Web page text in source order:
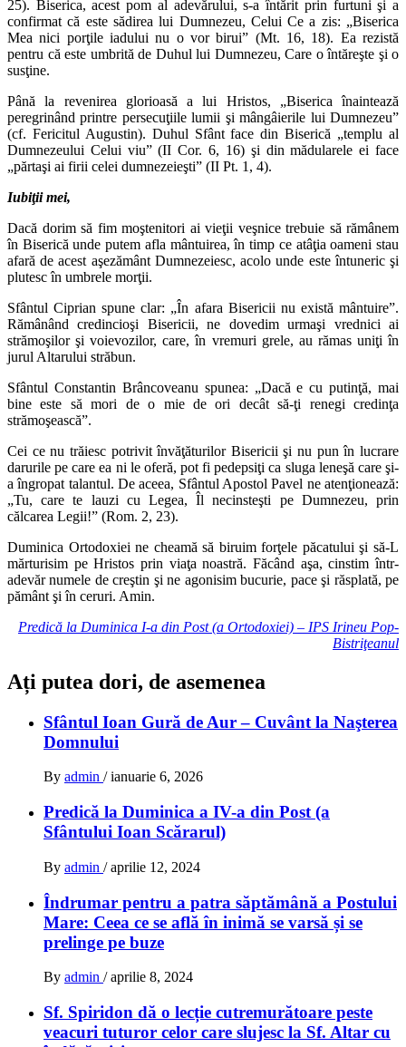
25). Biserica, acest pom al adevărului, s-a întărit prin furtuni şi a
confirmat că este sădirea lui Dumnezeu, Celui Ce a zis: „Biserica
Mea nici porţile iadului nu o vor birui” (Mt. 16, 18). Ea rezistă
pentru că este umbrită de Duhul lui Dumnezeu, Care o întăreşte şi o
susţine.
Până la revenirea glorioasă a lui Hristos, „Biserica înaintează
peregrinând printre persecuţiile lumii şi mângâierile lui Dumnezeu”
(cf. Fericitul Augustin). Duhul Sfânt face din Biserică „templu al
Dumnezeului Celui viu” (II Cor. 6, 16) şi din mădularele ei face
„părtaşi ai firii celei dumnezeieşti” (II Pt. 1, 4).
Iubiţii mei,
Dacă dorim să fim moştenitori ai vieţii veşnice trebuie să rămânem
în Biserică unde putem afla mântuirea, în timp ce atâţia oameni stau
afară de acest aşezământ Dumnezeiesc, acolo unde este întuneric şi
plutesc în umbrele morţii.
Sfântul Ciprian spune clar: „În afara Bisericii nu există mântuire”.
Rămânând credincioşi Bisericii, ne dovedim urmaşi vrednici ai
strămoşilor şi voievozilor, care, în vremuri grele, au rămas uniţi în
jurul Altarului străbun.
Sfântul Constantin Brâncoveanu spunea: „Dacă e cu putinţă, mai
bine este să mori de o mie de ori decât să-ţi renegi credinţa
strămoşească”.
Cei ce nu trăiesc potrivit învăţăturilor Bisericii şi nu pun în lucrare
darurile pe care ea ni le oferă, pot fi pedepsiţi ca sluga leneşă care şi-
a îngropat talantul. De aceea, Sfântul Apostol Pavel ne atenţionează:
„Tu, care te lauzi cu Legea, Îl necinsteşti pe Dumnezeu, prin
călcarea Legii!” (Rom. 2, 23).
Duminica Ortodoxiei ne cheamă să biruim forţele păcatului şi să-L
mărturisim pe Hristos prin viaţa noastră. Făcând aşa, cinstim într-
adevăr numele de creştin şi ne agonisim bucurie, pace şi răsplată, pe
pământ şi în ceruri. Amin.
Predică la Duminica I-a din Post (a Ortodoxiei) – IPS Irineu Pop-
Bistriţeanul
Ați putea dori, de asemenea
Sfântul Ioan Gură de Aur – Cuvânt la Naşterea
Domnului
By admin / ianuarie 6, 2026
Predică la Duminica a IV-a din Post (a
Sfântului Ioan Scărarul)
By admin / aprilie 12, 2024
Îndrumar pentru a patra săptămână a Postului
Mare: Ceea ce se află în inimă se varsă și se
prelinge pe buze
By admin / aprilie 8, 2024
Sf. Spiridon dă o lecție cutremurătoare peste
veacuri tuturor celor care slujesc la Sf. Altar cu